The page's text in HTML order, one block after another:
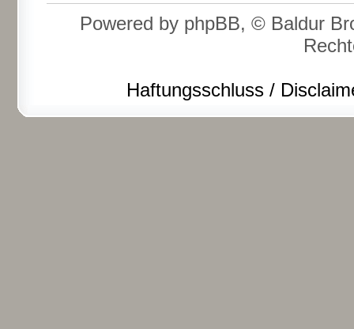
Powered by phpBB, © Baldur
Haftungsschluss /